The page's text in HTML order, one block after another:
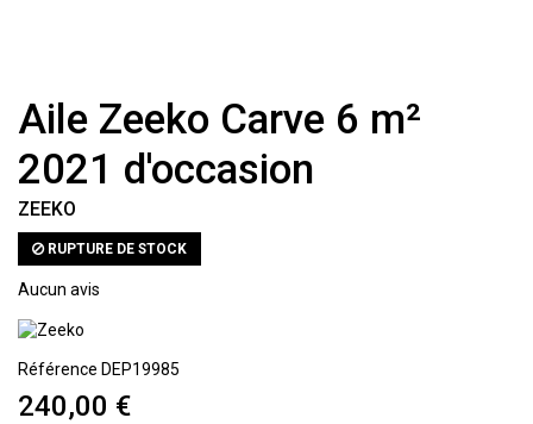
Aile Zeeko Carve 6 m²
2021 d'occasion
ZEEKO
RUPTURE DE STOCK
Aucun avis
Référence DEP19985
240,00 €